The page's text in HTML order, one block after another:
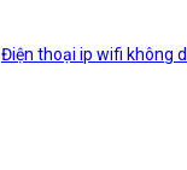
Điện thoại ip wifi không